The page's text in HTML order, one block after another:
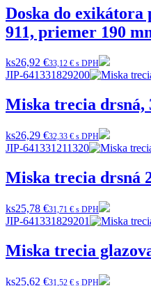
Doska do
911, priemer 190
ks26,92 €33,12 € s DPH
JIP-641331829200
Miska trecia drsná,
ks26,29 €32,33 € s DPH
JIP-641331211320
Miska trecia drsná
ks25,78 €31,71 € s DPH
JIP-641331829201
Miska trecia
ks25,62 €31,52 € s DPH